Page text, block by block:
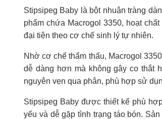
Stipsipeg Baby là bột nhuận tràng
phẩm chứa Macrogol 3350, hoạt
đại tiện theo cơ chế sinh lý tự nhiên.
Nhờ cơ chế thẩm thấu, Macrogol
dễ dàng hơn mà không gây co thắt
nguyên vẹn qua phân, phù hợp sử
Stipsipeg Baby được thiết kế phù
yếu và dễ gặp tình trạng táo bón.